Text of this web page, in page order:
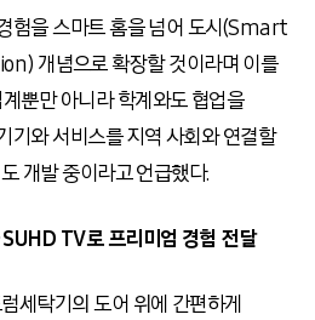
험을 스마트 홈을 넘어 도시(Smart
개념으로 확장할 것이라며 이를
계뿐만 아니라 학계와도 협업을
기와 서비스를 지역 사회와 연결할
개발 중이라고 언급했다.
TV로 프리미엄 경험 전달
세탁기의 도어 위에 간편하게